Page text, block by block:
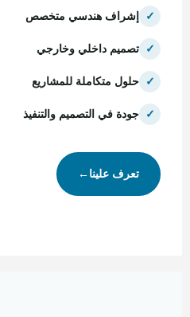
✓ إشراف هندسي متخصص
✓ تصميم داخلي وخارجي
✓ حلول متكاملة للمشاريع
✓ جودة في التصميم والتنفيذ
تعرف علينا←